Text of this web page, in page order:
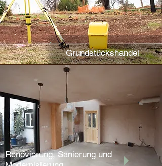
Grundstückshandel
Renovierung, Sanierung und